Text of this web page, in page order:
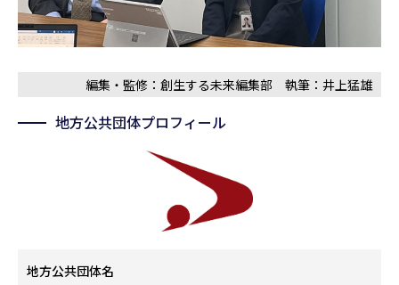
編集・監修：創生する未来編集部 執筆：井上猛雄
地方公共団体プロフィール
地方公共団体名